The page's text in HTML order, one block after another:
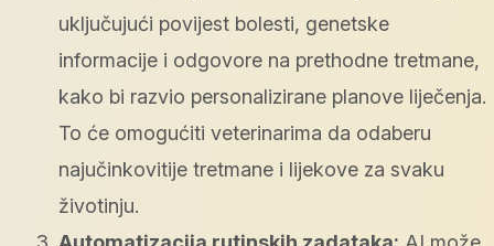
uključujući povijest bolesti, genetske
informacije i odgovore na prethodne tretmane,
kako bi razvio personalizirane planove liječenja.
To će omogućiti veterinarima da odaberu
najučinkovitije tretmane i lijekove za svaku
životinju.